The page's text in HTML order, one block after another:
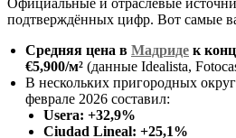
Официальные и отраслевые
подтверждённых цифр. Вот самые
Средняя цена в Мадриде к
€5,900/м² (данные Idealista,
В нескольких пригородных
феврале 2026 составил:
Usera: +32,9%
Ciudad Lineal: +25,1%